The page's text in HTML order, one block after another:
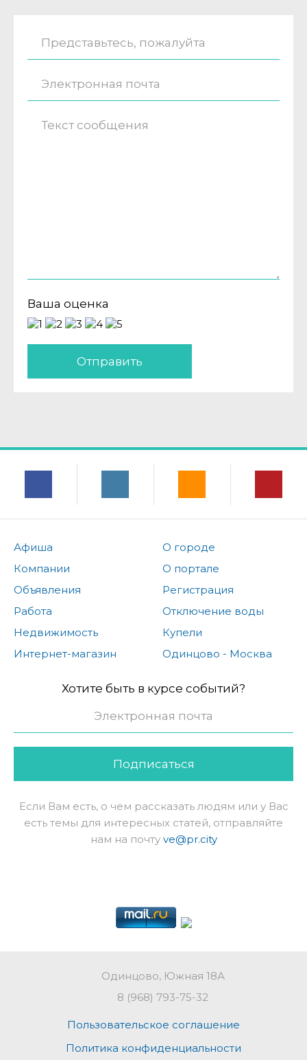
Ваша оценка
Отправить
Афиша
Компании
Объявления
Работа
Недвижимость
Интернет-магазин
О городе
О портале
Регистрация
Отключение воды
Купели
Одинцово - Москва
Хотите быть в курсе событий?
Подписаться
Если Вам есть, о чем рассказать людям или у Вас
есть темы для интересных статей, отправляйте
нам на почту ve@pr.city
Одинцово, Южная 18А
8 (968) 793-75-32
Пользовательское соглашение
Политика конфиденциальности